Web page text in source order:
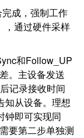
成，强制工作
通过硬件采样
和Follow_UP
。主设备发送
记录接收时间
知从设备。理想
钟即可实现同
要第二步单独测